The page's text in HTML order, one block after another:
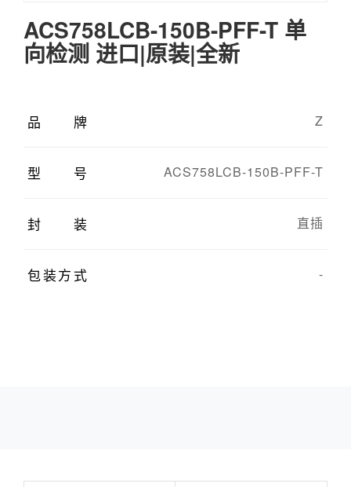
ACS758LCB-150B-PFF-T 单
向检测 进口|原装|全新
品牌 Z
型号 ACS758LCB-150B-PFF-T
封装 直插
包装方式 -